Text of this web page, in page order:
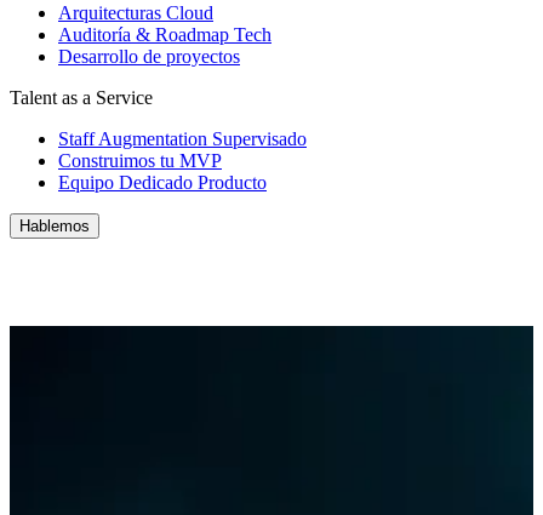
Arquitecturas Cloud
Auditoría & Roadmap Tech
Desarrollo de proyectos
Talent as a Service
Staff Augmentation Supervisado
Construimos tu MVP
Equipo Dedicado Producto
Hablemos